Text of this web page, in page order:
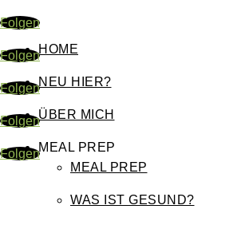
Folgen
Folgen
Folgen
Folgen
Folgen
HOME
NEU HIER?
ÜBER MICH
MEAL PREP
MEAL PREP
WAS IST GESUND?